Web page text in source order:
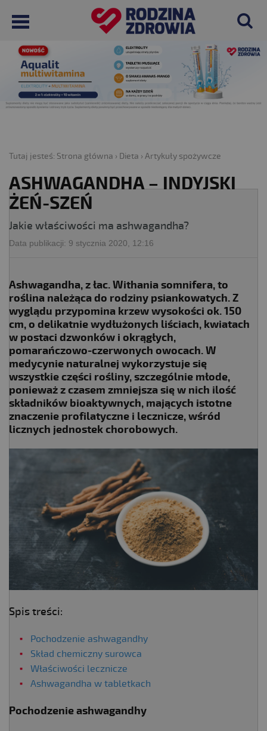
Tutaj jesteś: Strona główna › Dieta › Artykuły spożywcze
ASHWAGANDHA – INDYJSKI
ŻEŃ-SZEŃ
Jakie właściwości ma ashwagandha?
Data publikacji: 9 stycznia 2020, 12:16
Ashwagandha, z łac. Withania somnifera, to
roślina należąca do rodziny psiankowatych. Z
wyglądu przypomina krzew wysokości ok. 150
cm, o delikatnie wydłużonych liściach, kwiatach
w postaci dzwonków i okrągłych,
pomarańczowo-czerwonych owocach. W
medycynie naturalnej wykorzystuje się
wszystkie części rośliny, szczególnie młode,
ponieważ z czasem zmniejsza się w nich ilość
składników bioaktywnych, mających istotne
znaczenie profilatyczne i lecznicze, wśród
licznych jednostek chorobowych.
Spis treści:
Pochodzenie ashwagandhy
Skład chemiczny surowca
Właściwości lecznicze
Ashwagandha w tabletkach
Pochodzenie ashwagandhy